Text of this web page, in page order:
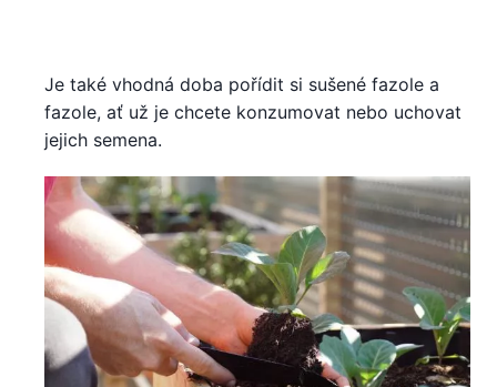
Je také vhodná doba pořídit si sušené fazole a
fazole, ať už je chcete konzumovat nebo uchovat
jejich semena.